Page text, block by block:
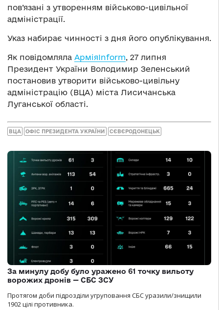
пов’язані з утворенням військово-цивільної
адміністрації.
Указ набирає чинності з дня його опублікування.
Як повідомляла АрміяInform, 27 липня
Президент України Володимир Зеленський
постановив утворити військово-цивільну
адміністрацію (ВЦА) міста Лисичанська
Луганської області.
ВЦА ОФІС ПРЕЗИДЕНТА УКРАЇНИ СЄВЄРОДОНЕЦЬК
За минулу добу було уражено 61 точку вильоту
ворожих дронів — СБС ЗСУ
Протягом доби підрозділи угруповання СБС уразили/знищили
1902 цілі противника.